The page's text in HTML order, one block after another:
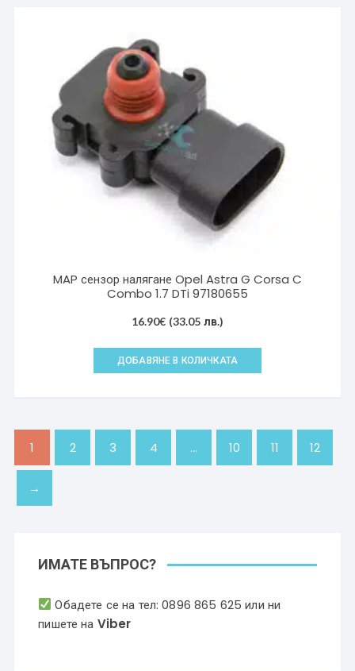
MAP сензор налягане Opel Astra G Corsa C
Combo 1.7 DTi 97180655
16.90€ (33.05 лв.)
ДОБАВЯНЕ В КОЛИЧКАТА
1 2 3 4 … 10 11 12
→
ИМАТЕ ВЪПРОС?
Обадете се на тел:0896 865 625 или ни
пишете на Viber